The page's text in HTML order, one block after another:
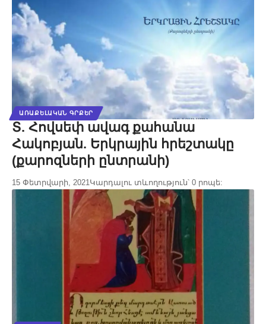
ԱՌԱՔԵԼԱԿԱՆ ԳՐՔԵՐ
Տ. Հովսեփ ավագ քահանա
Հակոբյան. Երկրային հրեշտակը
(քարոզների ընտրանի)
15 Փետրվարի, 2021 Կարդալու տևողություն՝ 0 րոպե: